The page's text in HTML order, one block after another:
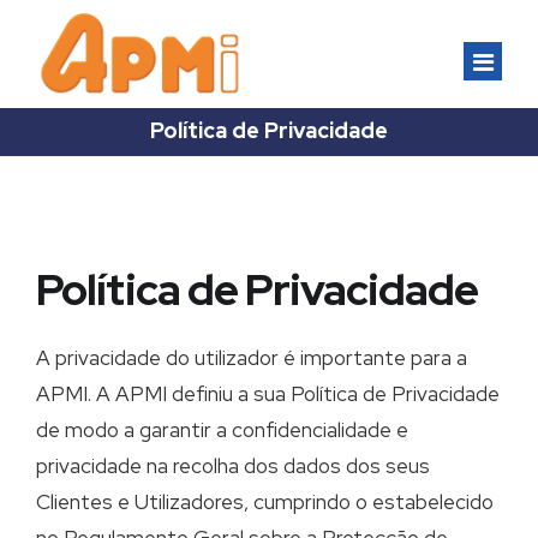
ASSOCIADOS
Vantagens do Associado
Os nossos associados
Formação Intra-empresas
EVENTOS
Congressos
Seminários
A APMI como ONS
Política de Privacidade
Política de Privacidade
A privacidade do utilizador é importante para a
APMI. A APMI definiu a sua Política de Privacidade
de modo a garantir a confidencialidade e
privacidade na recolha dos dados dos seus
Clientes e Utilizadores, cumprindo o estabelecido